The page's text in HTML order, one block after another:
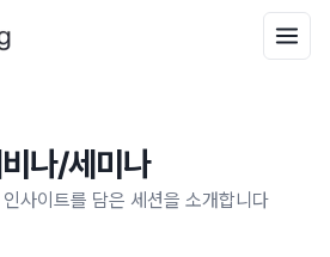
나/세미나
사이트를 담은 세션을 소개합니다